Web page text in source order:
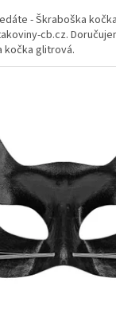
- Škraboška
cb.cz.
kočka glitrová.